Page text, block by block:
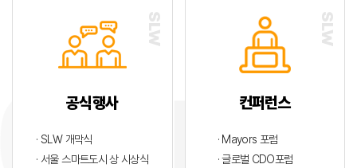
공식행사
· SLW 개막식
· 서울 스마트도시 상 시상식
컨퍼런스
· Mayors 포럼
· 글로벌 CDO포럼